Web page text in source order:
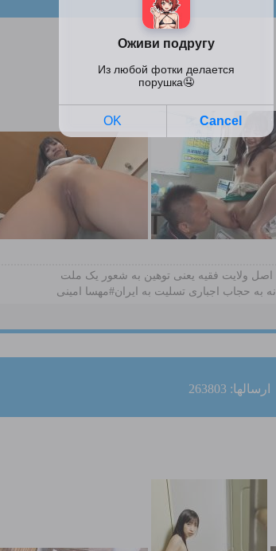
اصل ولایت فقیه یعنی‌ توهین به شعور یک ملت
نه به حجاب اجباری تسلیت به ایران#مهسا امینی
ارسالها: 263803